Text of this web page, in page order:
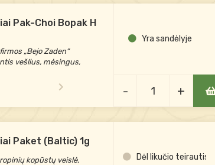
Pak-Choi Bopak H
„Bejo Zaden“
vešlius, mėsingus,
Yra sandėlyje
- +
Paket (Baltic) 1g
kopūstų veislė,
Dėl likučio teirautis